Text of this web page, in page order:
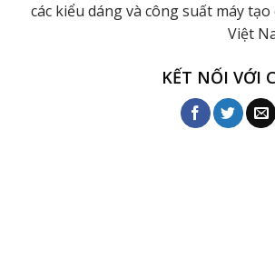
các kiểu dáng và công suất máy
Việt
KẾT NỐI VỚI